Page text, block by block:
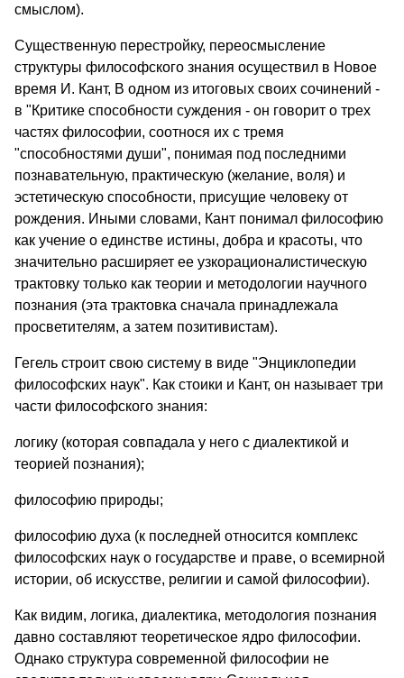
смыслом).
Существенную перестройку, переосмысление
структуры философского знания осуществил в Новое
время И. Кант, В одном из итоговых своих сочинений -
в "Критике способности суждения - он говорит о трех
частях философии, соотнося их с тремя
"способностями души", понимая под последними
познавательную, практическую (желание, воля) и
эстетическую способности, присущие человеку от
рождения. Иными словами, Кант понимал философию
как учение о единстве истины, добра и красоты, что
значительно расширяет ее узкорационалистическую
трактовку только как теории и методологии научного
познания (эта трактовка сначала принадлежала
просветителям, а затем позитивистам).
Гегель строит свою систему в виде "Энциклопедии
философских наук". Как стоики и Кант, он называет три
части философского знания:
логику (которая совпадала у него с диалектикой и
теорией познания);
философию природы;
философию духа (к последней относится комплекс
философских наук о государстве и праве, о всемирной
истории, об искусстве, религии и самой философии).
Как видим, логика, диалектика, методология познания
давно составляют теоретическое ядро философии.
Однако структура современной философии не